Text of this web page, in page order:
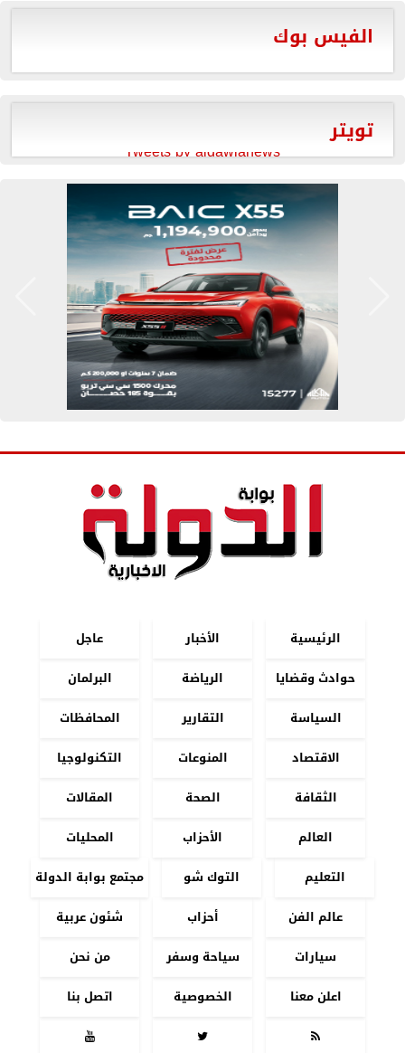
الفيس بوك
تويتر
Tweets by aldawlanews
الرئيسية الأخبار
عاجل
حوادث وقضايا
الرياضة
البرلمان
السياسة
التقارير
المحافظات
الاقتصاد
المنوعات
التكنولوجيا
الثقافة
الصحة
المقالات
العالم
الأحزاب
المحليات
التعليم
التوك شو
مجتمع بوابة الدولة
عالم الفن
أحزاب
شئون عربية
سيارات
سياحة وسفر
من نحن
اعلن معنا
الخصوصية
اتصل بنا


